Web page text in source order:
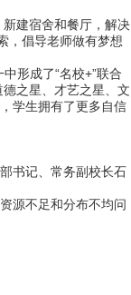
建宿舍和餐厅，解决
，倡导老师做有梦想
形成了“名校+”联合
之星、才艺之星、文
学生拥有了更多自信
书记、常务副校长石
源不足和分布不均问